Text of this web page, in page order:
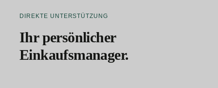
DIREKTE UNTERSTÜTZUNG
Ihr persönlicher
Einkaufsmanager.